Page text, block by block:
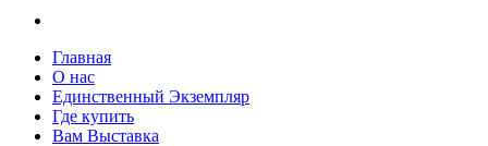
Главная
О нас
Единственный Экземпляр
Где купить
Вам Выставка